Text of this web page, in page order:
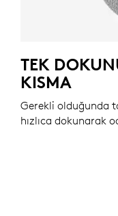
TEK
KISMA
Gerekli olduğunda
hızlıca dokunarak